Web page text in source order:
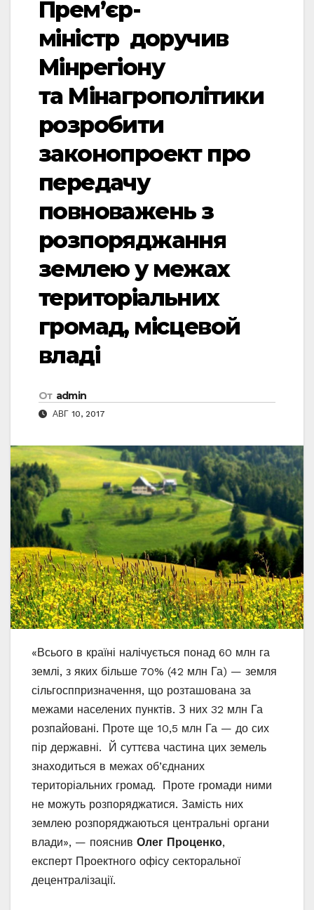
Прем’єр-
міністр доручив
Мінрегіону
та Мінагрополітики
розробити
законопроект про
передачу
повноважень з
розпоряджання
землею у межах
територіальних
громад, місцевой
владі
От admin
АВГ 10, 2017
«Всього в країні налічується понад 60 млн га
землі, з яких більше 70% (42 млн Га) — земля
сільгосппризначення, що розташована за
межами населених пунктів. З них 32 млн Га
розпайовані. Проте ще 10,5 млн Га — до сих
пір державні. Й суттєва частина цих земель
знаходиться в межах об’єднаних
територіальних громад. Проте громади ними
не можуть розпоряджатися. Замість них
землею розпоряджаються центральні органи
влади», — пояснив Олег Проценко,
експерт Проектного офісу секторальної
децентралізації.